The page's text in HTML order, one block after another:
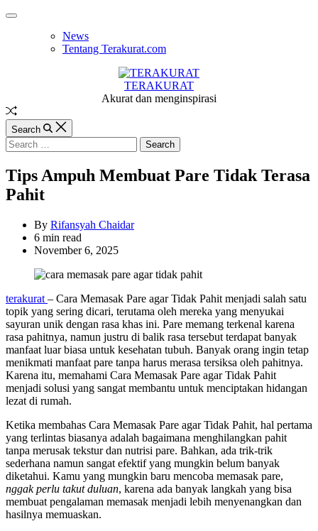
Skip
Off
News
Tentang Terakurat.com
TERAKURAT
Akurat dan menginspirasi
Random
Article
Search
Search
for:
Tips Ampuh Membuat Pare Tidak Terasa
Pahit
By Rifansyah Chaidar
Estimated
read
6 min read
November 6, 2025
terakurat – Cara Memasak Pare agar Tidak Pahit menjadi salah satu
topik yang sering dicari, terutama oleh mereka yang menyukai
sayuran unik dengan rasa khas ini. Pare memang terkenal karena
rasa pahitnya, namun justru di balik rasa tersebut terdapat banyak
manfaat luar biasa untuk kesehatan tubuh. Banyak orang ingin tetap
menikmati manfaat pare tanpa harus merasa tersiksa oleh pahitnya.
Karena itu, memahami Cara Memasak Pare agar Tidak Pahit
menjadi solusi yang sangat membantu untuk menciptakan hidangan
lezat di rumah.
Ketika membahas Cara Memasak Pare agar Tidak Pahit, hal pertama
yang terlintas biasanya adalah bagaimana menghilangkan pahit
tanpa merusak tekstur dan nutrisi pare. Bahkan, ada trik-trik
sederhana namun sangat efektif yang mungkin belum banyak
diketahui. Kamu yang mungkin baru mencoba memasak pare,
nggak perlu takut duluan, karena ada banyak langkah yang bisa
membuat pengalaman memasak menjadi lebih menyenangkan dan
hasilnya memuaskan.